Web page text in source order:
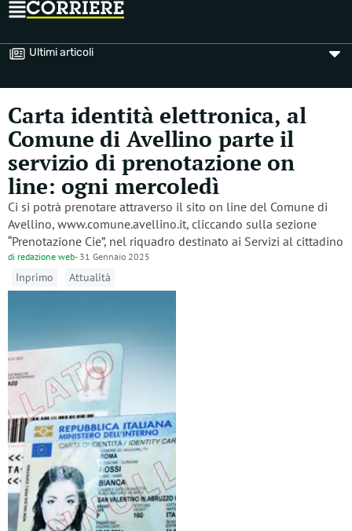
Ultimi articoli
Carta identità elettronica, al
Comune di Avellino parte il
servizio di prenotazione on
line: ogni mercoledì
Ci si potrà prenotare attraverso il sito on line del Comune di
Avellino, www.comune.avellino.it, cliccando sulla sezione
“Prenotazione Cie”, nel riquadro destinato ai Servizi al cittadino
di redazione web- 31 Gennaio 2025
Inprimo Attualità